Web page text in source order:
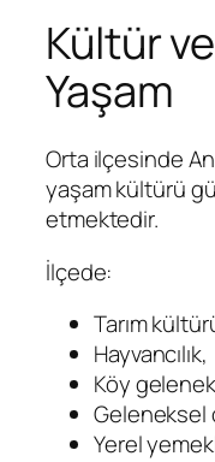
Kültür
Yaşam
Orta ilçesinde
yaşam kültürü
etmektedir.
İlçede:
Tarım
Hayvancılık,
Köy
Geleneksel
Yerel